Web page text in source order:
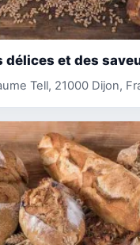
délices et des
Tell, 21000 Dijon,